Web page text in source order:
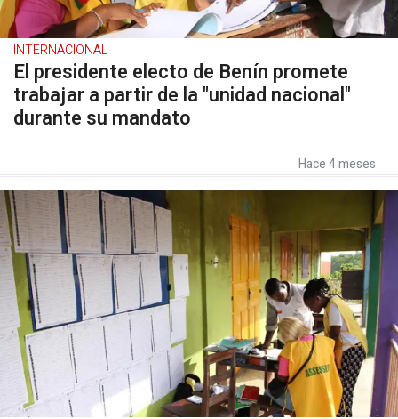
INTERNACIONAL
El presidente electo de Benín promete
trabajar a partir de la "unidad nacional"
durante su mandato
Hace 4 meses